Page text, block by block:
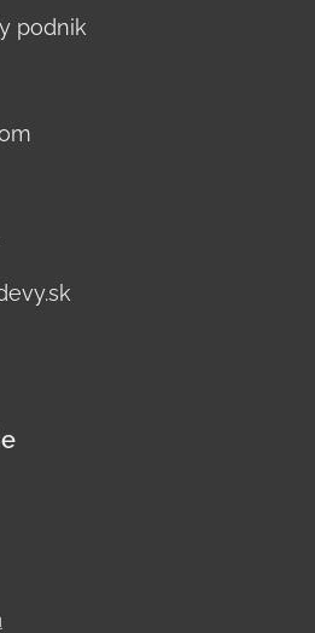
podnik
Hronom